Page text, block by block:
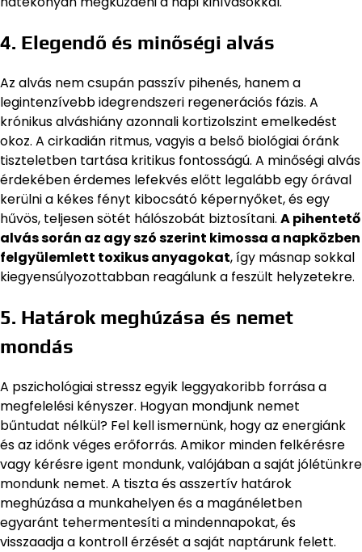
4. Elegendő és minőségi alvás
Az alvás nem csupán passzív pihenés, hanem a
legintenzívebb idegrendszeri regenerációs fázis. A
krónikus alváshiány azonnali kortizolszint emelkedést
okoz. A cirkadián ritmus, vagyis a belső biológiai óránk
tiszteletben tartása kritikus fontosságú. A minőségi alvás
érdekében érdemes lefekvés előtt legalább egy órával
kerülni a kékes fényt kibocsátó képernyőket, és egy
hűvös, teljesen sötét hálószobát biztosítani. A pihentető
alvás során az agy szó szerint kimossa a napközben
felgyülemlett toxikus anyagokat, így másnap sokkal
kiegyensúlyozottabban reagálunk a feszült helyzetekre.
5. Határok meghúzása és nemet
mondás
A pszichológiai stressz egyik leggyakoribb forrása a
megfelelési kényszer. Hogyan mondjunk nemet
bűntudat nélkül? Fel kell ismernünk, hogy az energiánk
és az időnk véges erőforrás. Amikor minden felkérésre
vagy kérésre igent mondunk, valójában a saját jólétünkre
mondunk nemet. A tiszta és asszertív határok
meghúzása a munkahelyen és a magánéletben
egyaránt tehermentesíti a mindennapokat, és
visszaadja a kontroll érzését a saját naptárunk felett.